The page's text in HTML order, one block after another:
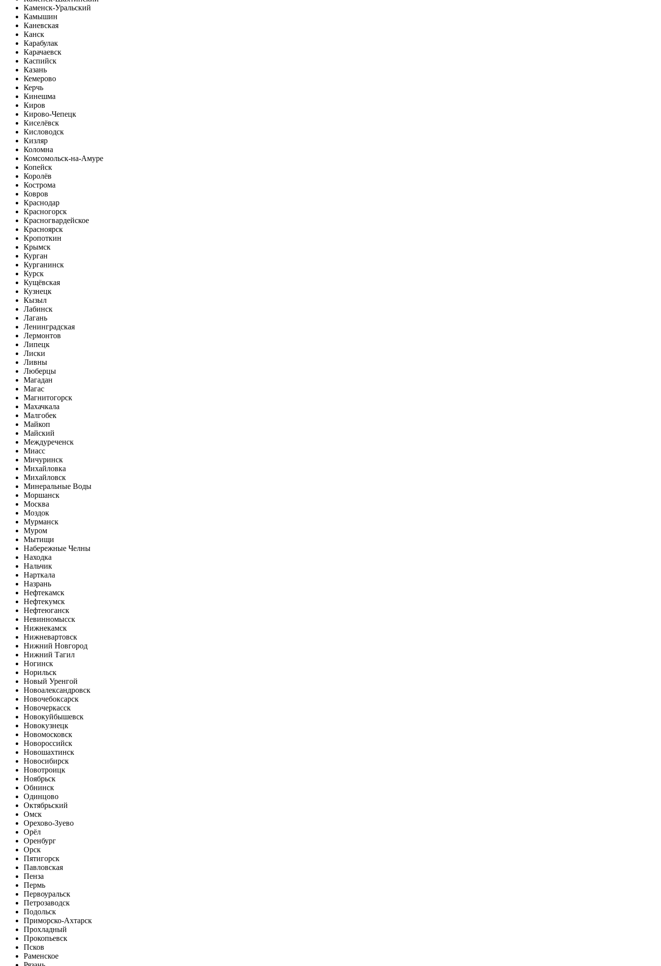
Каменск-Уральский
Камышин
Каневская
Канск
Карабулак
Карачаевск
Каспийск
Казань
Кемерово
Керчь
Кинешма
Киров
Кирово-Чепецк
Киселёвск
Кисловодск
Кизляр
Коломна
Комсомольск-на-Амуре
Копейск
Королёв
Кострома
Ковров
Краснодар
Красногорск
Красногвардейское
Красноярск
Кропоткин
Крымск
Курган
Курганинск
Курск
Кущёвская
Кузнецк
Кызыл
Лабинск
Лагань
Ленинградская
Лермонтов
Липецк
Лиски
Ливны
Люберцы
Магадан
Магас
Магнитогорск
Махачкала
Малгобек
Майкоп
Майский
Междуреченск
Миасс
Мичуринск
Михайловка
Михайловск
Минеральные Воды
Моршанск
Москва
Моздок
Мурманск
Муром
Мытищи
Набережные Челны
Находка
Нальчик
Нарткала
Назрань
Нефтекамск
Нефтекумск
Нефтеюганск
Невинномысск
Нижнекамск
Нижневартовск
Нижний Новгород
Нижний Тагил
Ногинск
Норильск
Новый Уренгой
Новоалександровск
Новочебоксарск
Новочеркасск
Новокуйбышевск
Новокузнецк
Новомосковск
Новороссийск
Новошахтинск
Новосибирск
Новотроицк
Ноябрьск
Обнинск
Одинцово
Октябрьский
Омск
Орехово-Зуево
Орёл
Оренбург
Орск
Пятигорск
Павловская
Пенза
Пермь
Первоуральск
Петрозаводск
Подольск
Приморско-Ахтарск
Прохладный
Прокопьевск
Псков
Раменское